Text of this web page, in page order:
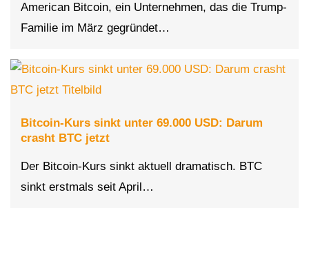
American Bitcoin, ein Unternehmen, das die Trump-
Familie im März gegründet…
Bitcoin-Kurs sinkt unter 69.000 USD: Darum
crasht BTC jetzt
Der Bitcoin-Kurs sinkt aktuell dramatisch. BTC
sinkt erstmals seit April…